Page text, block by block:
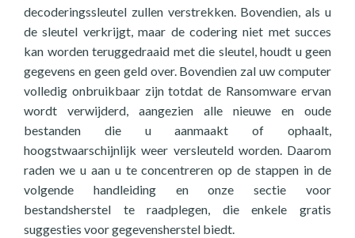
decoderingssleutel zullen verstrekken. Bovendien, als u
de sleutel verkrijgt, maar de codering niet met succes
kan worden teruggedraaid met die sleutel, houdt u geen
gegevens en geen geld over. Bovendien zal uw computer
volledig onbruikbaar zijn totdat de Ransomware ervan
wordt verwijderd, aangezien alle nieuwe en oude
bestanden die u aanmaakt of ophaalt,
hoogstwaarschijnlijk weer versleuteld worden. Daarom
raden we u aan u te concentreren op de stappen in de
volgende handleiding en onze sectie voor
bestandsherstel te raadplegen, die enkele gratis
suggesties voor gegevensherstel biedt.